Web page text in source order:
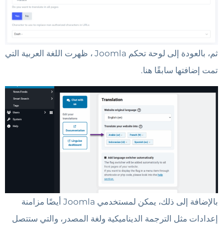
ثم، بالعودة إلى لوحة تحكم Joomla ، ظهرت اللغة العربية التي
تمت إضافتها سابقًا هنا.
بالإضافة إلى ذلك، يمكن لمستخدمي Joomla أيضًا مزامنة
إعدادات مثل الترجمة الديناميكية ولغة المصدر، والتي ستتصل